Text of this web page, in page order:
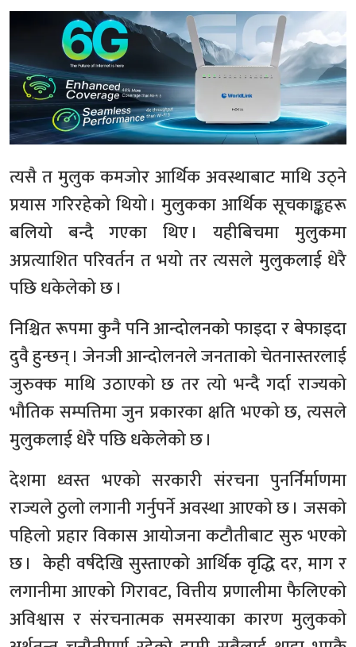
त्यसै त मुलुक कमजोर आर्थिक अवस्थाबाट माथि उठ्ने
प्रयास गरिरहेको थियो । मुलुकका आर्थिक सूचकाङ्कहरू
बलियो बन्दै गएका थिए । यहीबिचमा मुलुकमा
अप्रत्याशित परिवर्तन त भयो तर त्यसले मुलुकलाई धेरै
पछि धकेलेको छ ।
निश्चित रूपमा कुनै पनि आन्दोलनको फाइदा र बेफाइदा
दुवै हुन्छन् । जेनजी आन्दोलनले जनताको चेतनास्तरलाई
जुरुक्क माथि उठाएको छ तर त्यो भन्दै गर्दा राज्यको
भौतिक सम्पत्तिमा जुन प्रकारका क्षति भएको छ, त्यसले
मुलुकलाई धेरै पछि धकेलेको छ ।
देशमा ध्वस्त भएको सरकारी संरचना पुनर्निर्माणमा
राज्यले ठुलो लगानी गर्नुपर्ने अवस्था आएको छ । जसको
पहिलो प्रहार विकास आयोजना कटौतीबाट सुरु भएको
छ । केही वर्षदेखि सुस्ताएको आर्थिक वृद्धि दर, माग र
लगानीमा आएको गिरावट, वित्तीय प्रणालीमा फैलिएको
अविश्वास र संरचनात्मक समस्याका कारण मुलुकको